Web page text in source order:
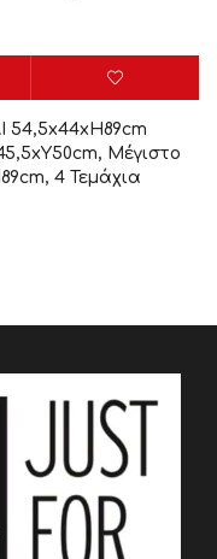
54,5x44xH89cm
Μέγιστο
4 Τεμάχια